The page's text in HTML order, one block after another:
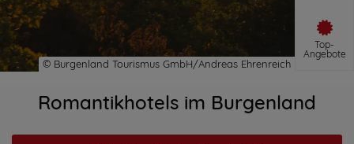
Top-
Angebote
Romantikhotels im Burgenland